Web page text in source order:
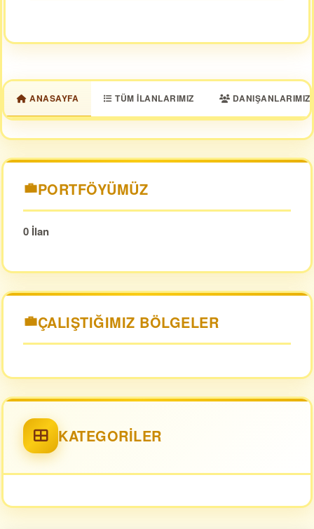
ANASAYFA TÜM İLANLARIMIZ DANIŞANLARIMIZ
PORTFÖYÜMÜZ
0 İlan
ÇALIŞTIĞIMIZ BÖLGELER
KATEGORILER